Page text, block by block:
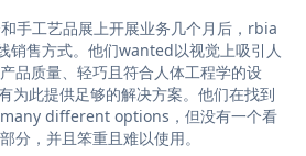
手工艺品展上开展业务几个月后，rbia
销售方式。他们wanted以视觉上吸引人
品质量、轻巧且符合人体工程学的设
为此提供足够的解决方案。他们在找到
different options，但没有一个看
分，并且笨重且难以使用。